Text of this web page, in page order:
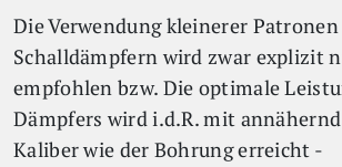
Die Verwendung kleinerer
Schalldämpfern wird zwar explizit
empfohlen bzw. Die optimale
Dämpfers wird i.d.R. mit
Kaliber wie der Bohrung erreicht -